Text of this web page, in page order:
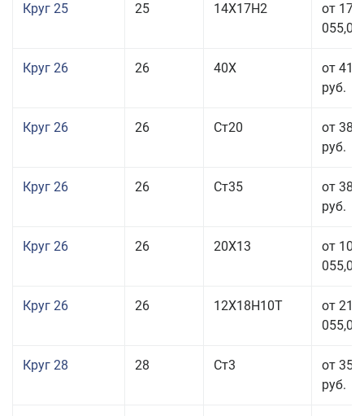
Круг 25 25 14Х17Н2
от 179
055,00
Круг 26 26 40Х
от 41
руб.
Круг 26 26 Ст20
от 38
руб.
Круг 26 26 Ст35
от 38
руб.
Круг 26 26 20Х13
от 103
055,00
Круг 26 26 12Х18Н10Т
от 210
055,00
Круг 28 28 Ст3
от 35
руб.